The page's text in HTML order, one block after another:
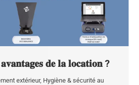
𝐝𝐞 𝐥𝐚 𝐥𝐨𝐜𝐚𝐭𝐢𝐨𝐧 ?
extérieur, Hygiène & sécurité au